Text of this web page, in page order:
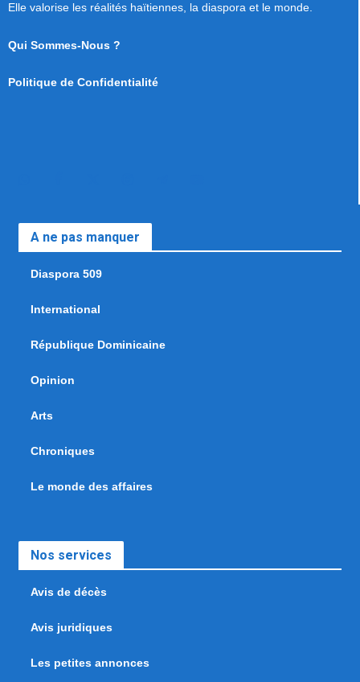
Elle valorise les réalités haïtiennes, la diaspora et le monde.
Qui Sommes-Nous ?
Politique de Confidentialité
A ne pas manquer
Diaspora 509
International
République Dominicaine
Opinion
Arts
Chroniques
Le monde des affaires
Nos services
Avis de décès
Avis juridiques
Les petites annonces